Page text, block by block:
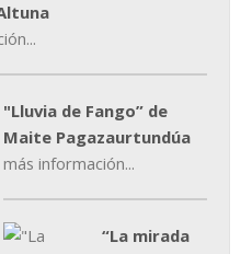
"Lluvia de Fango” de
Maite Pagazaurtundúa
más información...
“La mirada